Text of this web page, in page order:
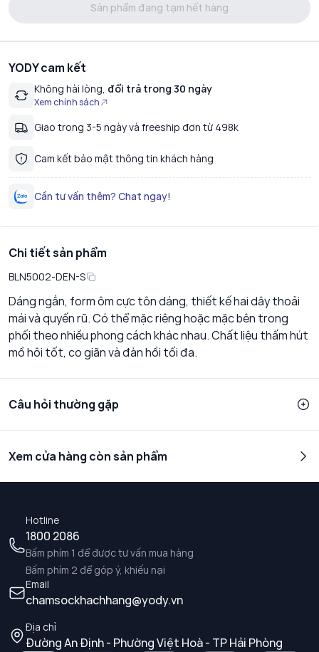
Sản phẩm đang tạm hết hàng
YODY cam kết
Không hài lòng, đổi trả trong 30 ngày
Xem chính sách
Giao trong 3-5 ngày và freeship đơn từ 498k
Cam kết bảo mật thông tin khách hàng
Cần tư vấn thêm? Chat ngay!
Chi tiết sản phẩm
BLN5002-DEN-S
Dáng ngắn, form ôm cực tôn dáng, thiết kế hai dây thoải
mái và quyến rũ. Có thể mặc riêng hoặc mặc bên trong
phối theo nhiều phong cách khác nhau. Chất liệu thấm hút
mồ hôi tốt, co giãn và đàn hồi tối đa.
Câu hỏi thường gặp
Xem cửa hàng còn sản phẩm
Hotline
1800 2086
Bấm phím 1 để được tư vấn mua hàng
Bấm phím 2 để góp ý, khiếu nại
Email
chamsockhachhang@yody.vn
Địa chỉ
Đường An Định - Phường Việt Hoà - TP Hải Phòng